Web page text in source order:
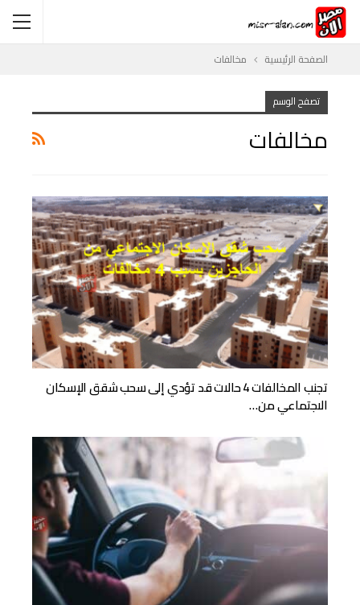
الصفحة الرئيسية مخالفات
تصفح الوسم
مخالفات
تجنب المخالفات 4 حالات قد تؤدي إلى سحب شقق الإسكان
الاجتماعي من…